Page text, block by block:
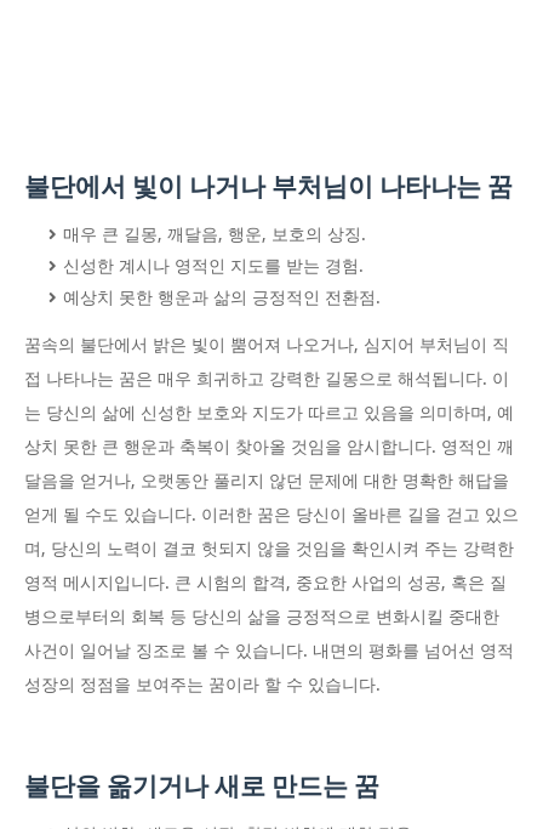
불단에서 빛이 나거나 부처님이 나타나는 꿈
매우 큰 길몽, 깨달음, 행운, 보호의 상징.
신성한 계시나 영적인 지도를 받는 경험.
예상치 못한 행운과 삶의 긍정적인 전환점.
꿈속의 불단에서 밝은 빛이 뿜어져 나오거나, 심지어 부처님이 직
접 나타나는 꿈은 매우 희귀하고 강력한 길몽으로 해석됩니다. 이
는 당신의 삶에 신성한 보호와 지도가 따르고 있음을 의미하며, 예
상치 못한 큰 행운과 축복이 찾아올 것임을 암시합니다. 영적인 깨
달음을 얻거나, 오랫동안 풀리지 않던 문제에 대한 명확한 해답을
얻게 될 수도 있습니다. 이러한 꿈은 당신이 올바른 길을 걷고 있으
며, 당신의 노력이 결코 헛되지 않을 것임을 확인시켜 주는 강력한
영적 메시지입니다. 큰 시험의 합격, 중요한 사업의 성공, 혹은 질
병으로부터의 회복 등 당신의 삶을 긍정적으로 변화시킬 중대한
사건이 일어날 징조로 볼 수 있습니다. 내면의 평화를 넘어선 영적
성장의 정점을 보여주는 꿈이라 할 수 있습니다.
불단을 옮기거나 새로 만드는 꿈